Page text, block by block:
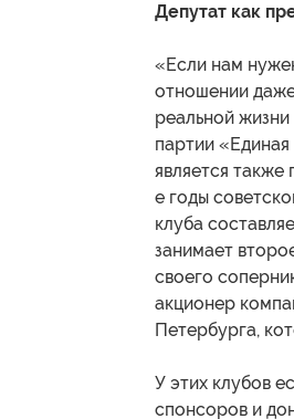
Депутат как
«Если нам
отношении
реальной
партии
является
е годы
клуба
занимает
своего
акционер
Петербурга,
У этих клубов
спонсоров и